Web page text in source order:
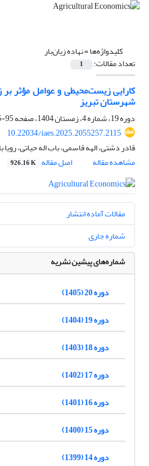
کلیدواژه‌ها =نهاده زیان‌بار
تعداد مقالات: 1
کارایی زیست‌محیطی و عوامل مؤثر بر
شهرستان تبریز
دوره 19، شماره 4، زمستان 1404، صفحه
95-116
10.22034/iaes.2025.2055257.2115
قادر دشتی، الهه قاسمی، باب اله حیاتی، رویا
مشاهده مقاله
اصل مقاله 926.16 K
مقالات آماده انتشار
شماره جاری
شماره‌های پیشین نشریه
دوره 20 (1405)
دوره 19 (1404)
دوره 18 (1403)
دوره 17 (1402)
دوره 16 (1401)
دوره 15 (1400)
دوره 14 (1399)